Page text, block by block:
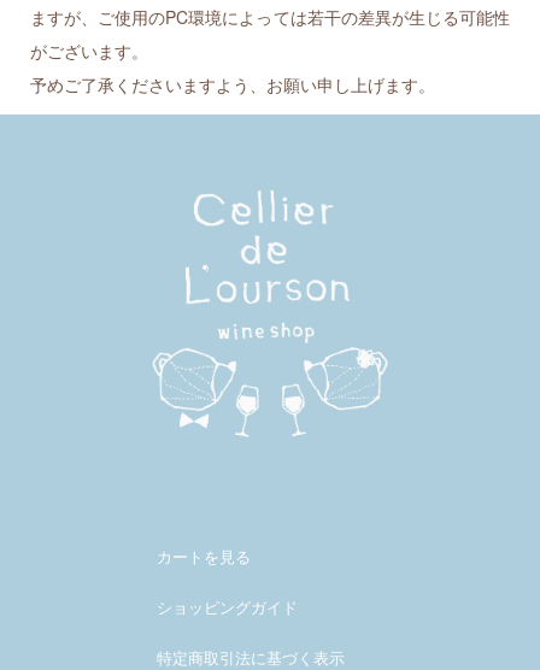
ますが、ご使用のPC環境によっては若干の差異が生じる可能性
がございます。
予めご了承くださいますよう、お願い申し上げます。
カートを見る
ショッピングガイド
特定商取引法に基づく表示